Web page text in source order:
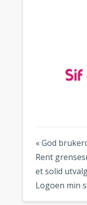
« God
Rent
et solid
Logoen min
hvor jeg